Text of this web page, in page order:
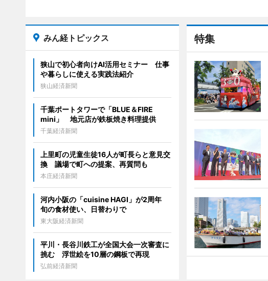
特集
みん経トピックス
狭山で初心者向けAI活用セミナー 仕事
や暮らしに使える実践法紹介
狭山経済新聞
千葉ポートタワーで「BLUE＆FIRE
mini」 地元店が鉄板焼き料理提供
千葉経済新聞
上里町の児童生徒16人が町長らと意見交
換 議場で町への提案、再質問も
本庄経済新聞
河内小阪の「cuisine HAGI」が2周年
旬の食材使い、日替わりで
東大阪経済新聞
平川・長谷川鉄工が全国大会一次審査に
挑む 浮世絵を10層の鋼板で再現
弘前経済新聞